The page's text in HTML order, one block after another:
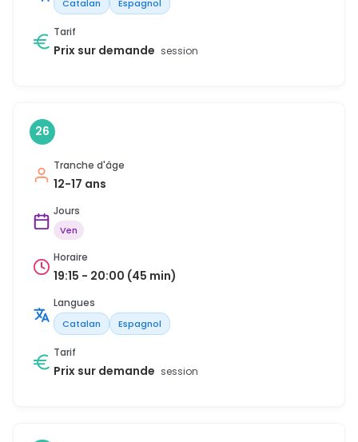
Catalan Espagnol
Tarif
Prix sur demande session
26
Tranche d'âge
12-17 ans
Jours
Ven
Horaire
19:15 - 20:00 (45 min)
Langues
Catalan Espagnol
Tarif
Prix sur demande session